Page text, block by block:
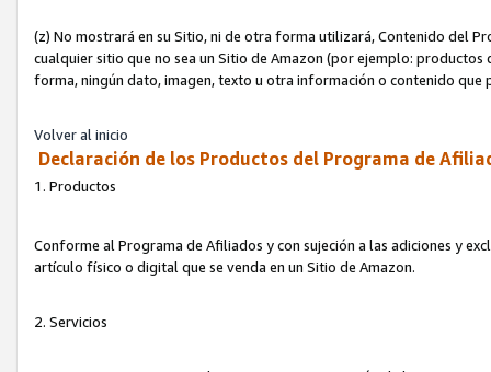
(z) No mostrará en su Sitio, ni de otra forma utilizará, Contenido del
cualquier sitio que no sea un Sitio de Amazon (por ejemplo:
forma, ningún dato, imagen, texto u otra información o contenido
Volver al inicio
Declaración de los Productos del Programa de
1. Productos
Conforme al Programa de Afiliados y con sujeción a las adiciones y
artículo físico o digital que se venda en un Sitio de Amazon.
2. Servicios